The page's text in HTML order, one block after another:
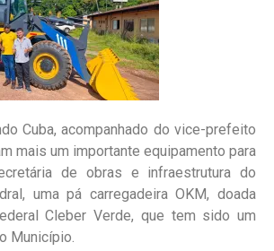
Cuba, acompanhado do vice-prefeito
mais um importante equipamento para
de obras e infraestrutura do
uma pá carregadeira OKM, doada
Cleber Verde, que tem sido um
Município.